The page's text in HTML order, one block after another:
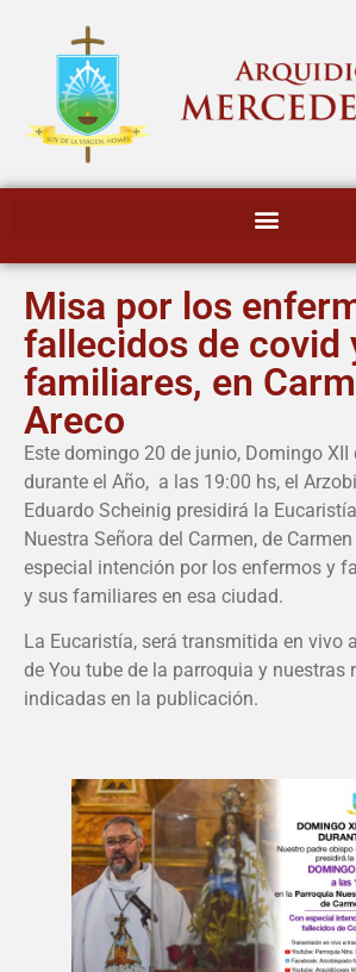
Misa por los
fallecidos de covid
familiares, en
Areco
Este domingo 20 de junio, Domingo XII
durante el Año, a las 19:00 hs, el
Eduardo Scheinig presidirá la
Nuestra Señora del Carmen, de
especial intención por los enfermos y
y sus familiares en esa ciudad.
La Eucaristía, será transmitida en vivo
de You tube de la parroquia y nuestras
indicadas en la publicación.